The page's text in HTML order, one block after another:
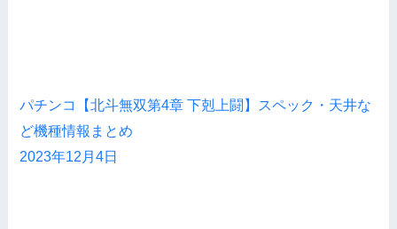
パチンコ【北斗無双第4章 下剋上闘】スペック・天井な
ど機種情報まとめ
2023年12月4日